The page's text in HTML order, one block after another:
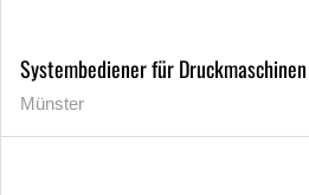
Systembediener für
Münster